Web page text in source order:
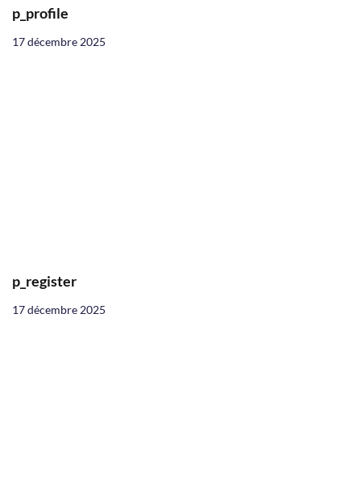
p_profile
17 décembre 2025
p_register
17 décembre 2025